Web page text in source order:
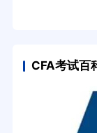
CFA考试百